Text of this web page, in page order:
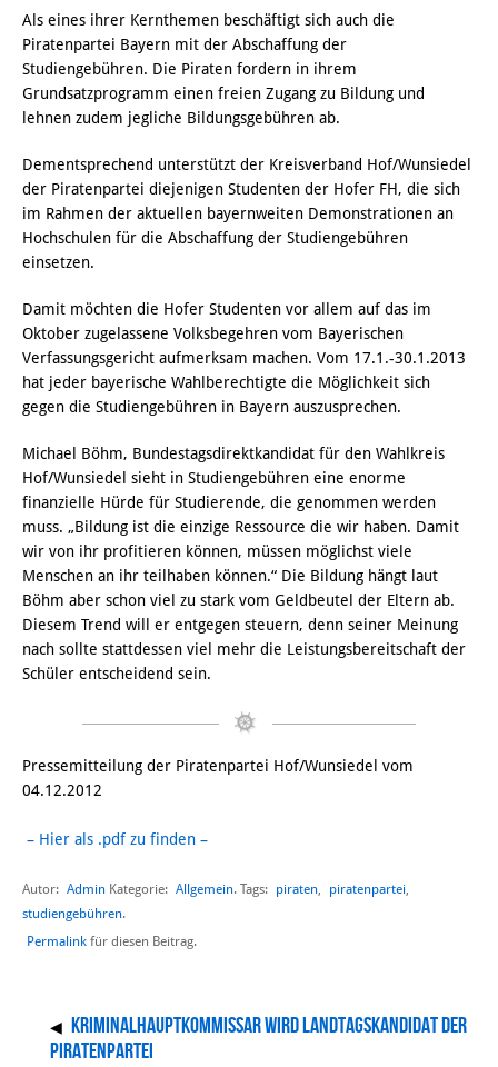
Als eines ihrer Kernthemen beschäftigt sich auch die
Piratenpartei Bayern mit der Abschaffung der
Studiengebühren. Die Piraten fordern in ihrem
Grundsatzprogramm einen freien Zugang zu Bildung und
lehnen zudem jegliche Bildungsgebühren ab.
Dementsprechend unterstützt der Kreisverband Hof/Wunsiedel
der Piratenpartei diejenigen Studenten der Hofer FH, die sich
im Rahmen der aktuellen bayernweiten Demonstrationen an
Hochschulen für die Abschaffung der Studiengebühren
einsetzen.
Damit möchten die Hofer Studenten vor allem auf das im
Oktober zugelassene Volksbegehren vom Bayerischen
Verfassungsgericht aufmerksam machen. Vom 17.1.-30.1.2013
hat jeder bayerische Wahlberechtigte die Möglichkeit sich
gegen die Studiengebühren in Bayern auszusprechen.
Michael Böhm, Bundestagsdirektkandidat für den Wahlkreis
Hof/Wunsiedel sieht in Studiengebühren eine enorme
finanzielle Hürde für Studierende, die genommen werden
muss. „Bildung ist die einzige Ressource die wir haben. Damit
wir von ihr profitieren können, müssen möglichst viele
Menschen an ihr teilhaben können.“ Die Bildung hängt laut
Böhm aber schon viel zu stark vom Geldbeutel der Eltern ab.
Diesem Trend will er entgegen steuern, denn seiner Meinung
nach sollte stattdessen viel mehr die Leistungsbereitschaft der
Schüler entscheidend sein.
Pressemitteilung der Piratenpartei Hof/Wunsiedel vom
04.12.2012
– Hier als .pdf zu finden –
Autor: Admin Kategorie: Allgemein. Tags: piraten, piratenpartei,
studiengebühren.
Permalink für diesen Beitrag.
◀ Kriminalhauptkommissar wird Landtagskandidat der
Piratenpartei